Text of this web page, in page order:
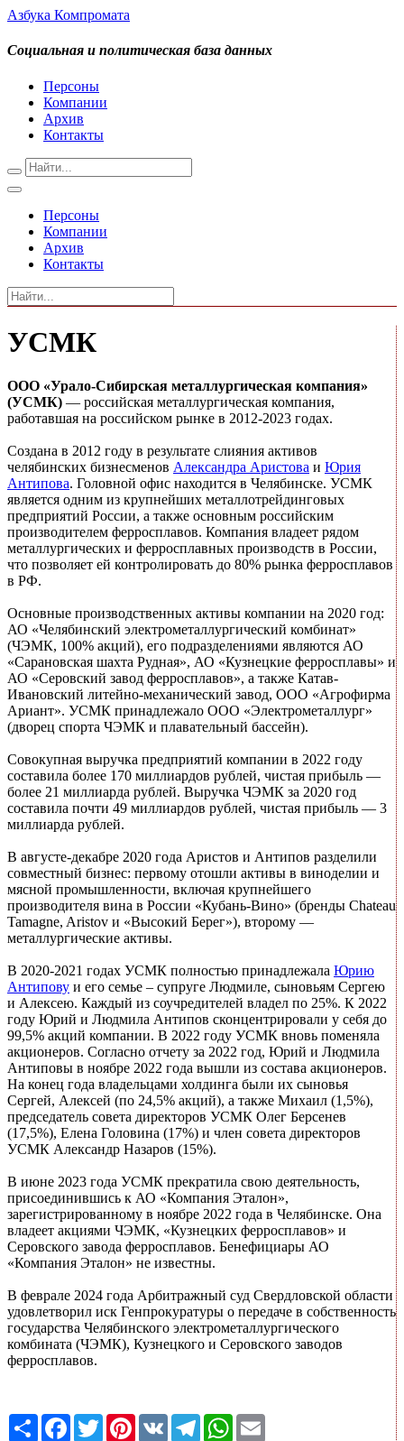
Азбука Компромата
Социальная и политическая база данных
Персоны
Компании
Архив
Контакты
Персоны
Компании
Архив
Контакты
УСМК
ООО «Урало-Сибирская металлургическая компания»
(УСМК) — российская металлургическая компания,
работавшая на российском рынке в 2012-2023 годах.
Создана в 2012 году в результате слияния активов
челябинских бизнесменов Александра Аристова и Юрия
Антипова. Головной офис находится в Челябинске. УСМК
является одним из крупнейших металлотрейдинговых
предприятий России, а также основным российским
производителем ферросплавов. Компания владеет рядом
металлургических и ферросплавных производств в России,
что позволяет ей контролировать до 80% рынка ферросплавов
в РФ.
Основные производственных активы компании на 2020 год:
АО «Челябинский электрометаллургический комбинат»
(ЧЭМК, 100% акций), его подразделениями являются АО
«Сарановская шахта Рудная», АО «Кузнецкие ферросплавы» и
АО «Серовский завод ферросплавов», а также Катав-
Ивановский литейно-механический завод, ООО «Агрофирма
Ариант». УСМК принадлежало ООО «Электрометаллург»
(дворец спорта ЧЭМК и плавательный бассейн).
Совокупная выручка предприятий компании в 2022 году
составила более 170 миллиардов рублей, чистая прибыль —
более 21 миллиарда рублей. Выручка ЧЭМК за 2020 год
составила почти 49 миллиардов рублей, чистая прибыль — 3
миллиарда рублей.
В августе-декабре 2020 года Аристов и Антипов разделили
совместный бизнес: первому отошли активы в виноделии и
мясной промышленности, включая крупнейшего
производителя вина в России «Кубань-Вино» (бренды Chateau
Tamagne, Aristov и «Высокий Берег»), второму —
металлургические активы.
В 2020-2021 годах УСМК полностью принадлежала Юрию
Антипову и его семье – супруге Людмиле, сыновьям Сергею
и Алексею. Каждый из соучредителей владел по 25%. К 2022
году Юрий и Людмила Антипов сконцентрировали у себя до
99,5% акций компании. В 2022 году УСМК вновь поменяла
акционеров. Согласно отчету за 2022 год, Юрий и Людмила
Антиповы в ноябре 2022 года вышли из состава акционеров.
На конец года владельцами холдинга были их сыновья
Сергей, Алексей (по 24,5% акций), а также Михаил (1,5%),
председатель совета директоров УСМК Олег Берсенев
(17,5%), Елена Головина (17%) и член совета директоров
УСМК Александр Назаров (15%).
В июне 2023 года УСМК прекратила свою деятельность,
присоединившись к АО «Компания Эталон»,
зарегистрированному в ноябре 2022 года в Челябинске. Она
владеет акциями ЧЭМК, «Кузнецких ферросплавов» и
Серовского завода ферросплавов. Бенефициары АО
«Компания Эталон» не известны.
В феврале 2024 года Арбитражный суд Свердловской области
удовлетворил иск Генпрокуратуры о передаче в собственность
государства Челябинского электрометаллургического
комбината (ЧЭМК), Кузнецкого и Серовского заводов
ферросплавов.
Share Facebook
TwitterPinterest
VK TelegramWhatsApp